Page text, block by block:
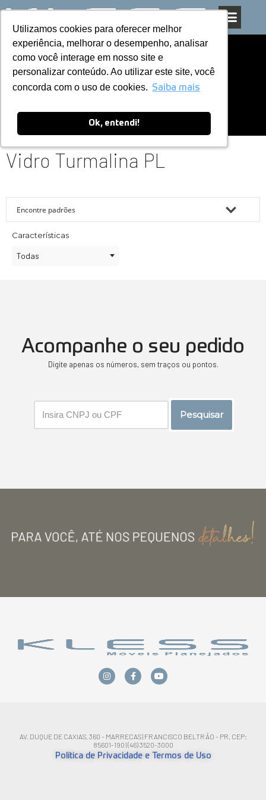
Utilizamos cookies para oferecer melhor
experiência, melhorar o desempenho, analisar
como você interage em nosso site e
personalizar conteúdo. Ao utilizar este site, você
concorda com o uso de cookies. Saiba mais
Ok, entendi!
Utilizamos cookies para oferecer melhor
experiência, melhorar o desempenho, analisar
como você interage em nosso site e
personalizar conteúdo. Ao utilizar este site, você
concorda com o uso de cookies. Saiba mais
Ok, entendi!
Pular
para
o
conteúdo
Vidro Turmalina PL
Características
Todas
Acompanhe o seu pedido
Digite apenas os números, sem traços ou pontos.
Pesquisar
AV. DUQUE DE CAXIAS, 360 - MARRECAS | FRANCISCO BELTRÃO - PR, CEP:
85601-190 | (46) 3520-3000
Política de Privacidade e Termos de Uso